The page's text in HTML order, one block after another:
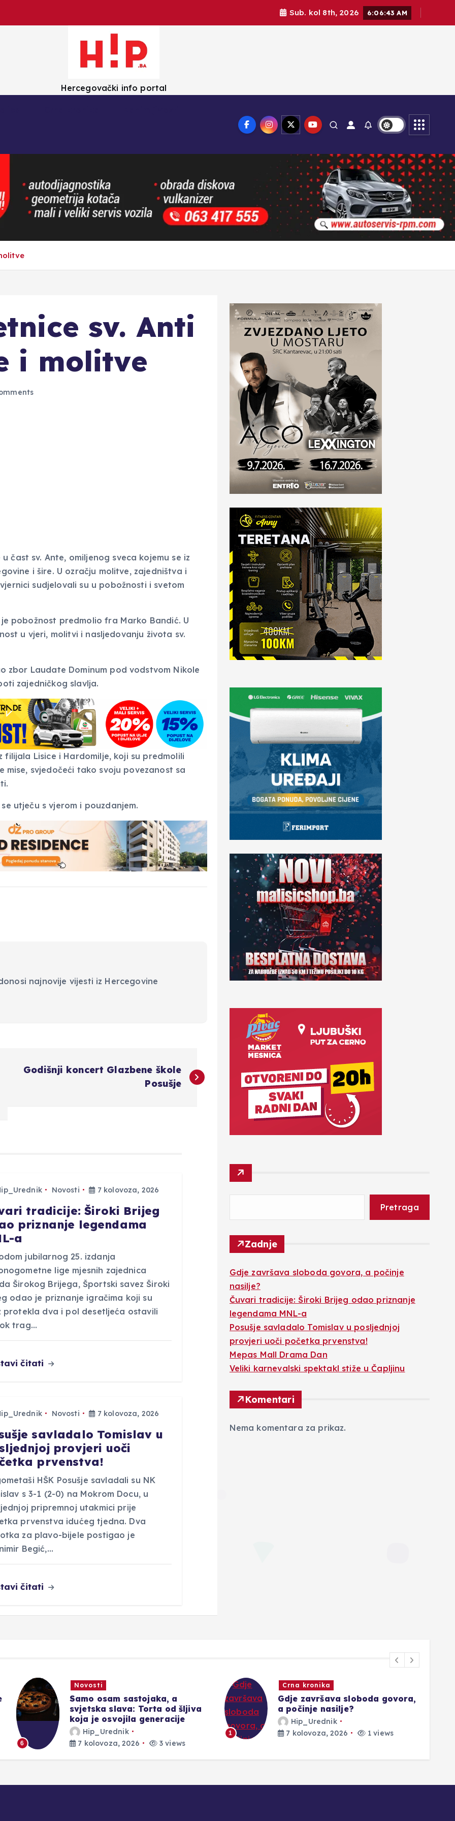
Sub. kol 8th, 2026 6:06:44 AM
Hercegovački info portal
sv. Anti
i molitve
čast sv. Ante, omiljenog sveca kojemu se iz
i šire. U ozračju molitve, zajedništva i
sudjelovali su u pobožnosti i svetom
pobožnost predmolio fra Marko Bandić. U
u vjeri, molitvi i nasljedovanju života sv.
zbor Laudate Dominum pod vodstvom Nikole
zajedničkog slavlja.
Lisice i Hardomilje, koji su predmolili
svjedočeći tako svoju povezanost sa
utječu s vjerom i pouzdanjem.
najnovije vijesti iz Hercegovine
Godišnji koncert Glazbene škole
Posušje
Novosti 7 kolovoza, 2026
tradicije: Široki Brijeg
priznanje legendama
a
jubilarnog 25. izdanja
lige mjesnih zajednica
Širokog Brijega, Športski savez Široki
odao je priznanje igračima koji su
protekla dva i pol desetljeća ostavili
trag…
čitati
Novosti 7 kolovoza, 2026
savladalo Tomislav u
provjeri uoči
prvenstva!
HŠK Posušje savladali su NK
s 3-1 (2-0) na Mokrom Docu, u
pripremnoj utakmici prije
prvenstva idućeg tjedna. Dva
za plavo-bijele postigao je
Begić,…
čitati
Pretraga
Zadnje
Gdje završava sloboda govora, a počinje
nasilje?
Čuvari tradicije: Široki Brijeg odao priznanje
legendama MNL-a
Posušje savladalo Tomislav u posljednjoj
provjeri uoči početka prvenstva!
Mepas Mall Drama Dan
Veliki karnevalski spektakl stiže u Čapljinu
Komentari
Nema komentara za prikaz.
6
Novosti
Samo osam sastojaka, a
svjetska slava: Torta od šljiva
koja je osvojila generacije
Hip_Urednik
7 kolovoza, 2026
3 views
1
Crna kronika
Gdje završava sloboda govora,
a počinje nasilje?
Hip_Urednik
7 kolovoza, 2026
1 views